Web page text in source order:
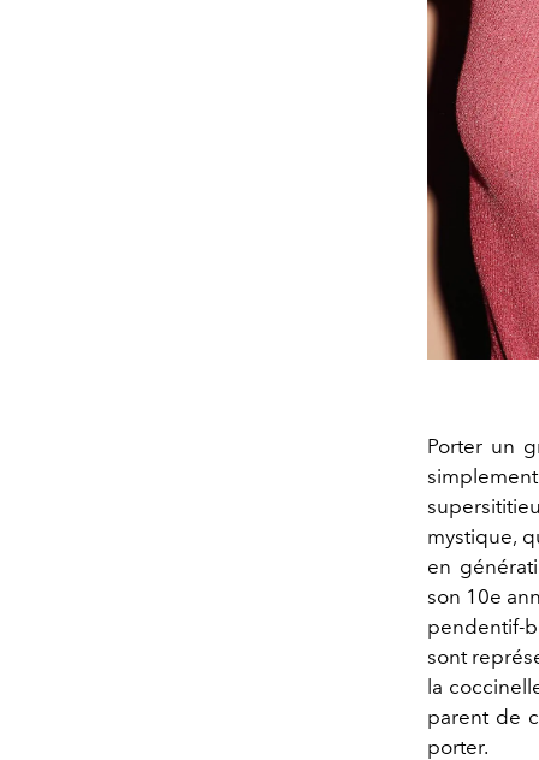
Porter un
mystique,
en
son 10e
pendentif-
sont
la
parent de
porter.